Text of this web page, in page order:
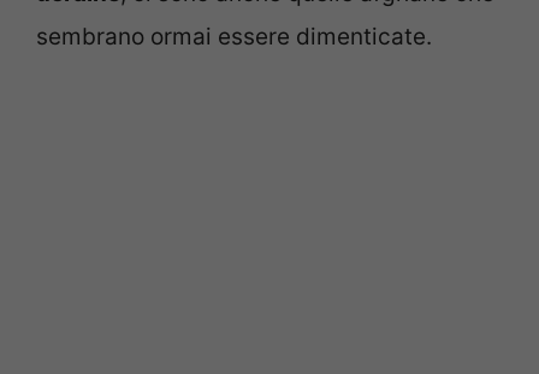
sembrano ormai essere dimenticate.